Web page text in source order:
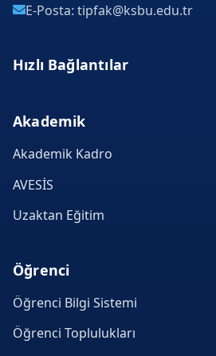
E-Posta: tipfak@ksbu.edu.tr
Hızlı Bağlantılar
Akademik
Akademik Kadro
AVESİS
Uzaktan Eğitim
Öğrenci
Öğrenci Bilgi Sistemi
Öğrenci Toplulukları